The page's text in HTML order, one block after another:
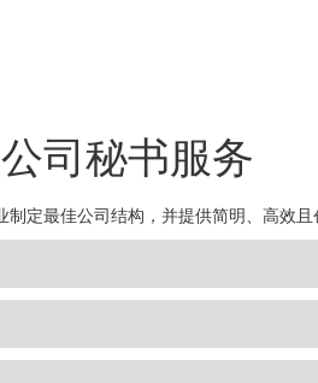
司秘书服务
定最佳公司结构，并提供简明、高效